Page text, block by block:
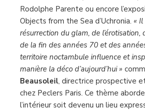
Rodolphe Parente ou encore
Objects from the Sea d’Uchronia. «
résurrection du glam, de l’érotisation,
de la fin des années 70 et des
territoire noctambule influence et
manière la déco d’aujourd’hui »
Beausoleil, directrice prospective
chez Peclers Paris. Ce thème
l’intérieur soit devenu un lieu